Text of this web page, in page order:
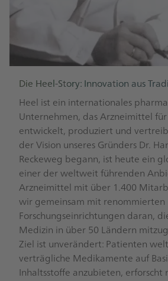
Die Heel-Story: Innovation aus
Heel ist ein internationales
Unternehmen, das Arzneimittel
entwickelt, produziert und
der Vision unseres Gründers Dr.
Reckeweg begann, ist heute ein
einer der weltweit führenden
Arzneimittel mit über 1.400
wir gemeinsam mit renommierten
Forschungseinrichtungen daran,
Medizin in über 50 Ländern
Ziel ist unverändert: Patienten
verträgliche Medikamente auf
Inhaltsstoffe anzubieten, erforscht